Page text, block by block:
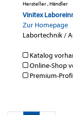
Hersteller , Händler
Vinitex
Zur Homepage
Labortechnik /
Katalog
Online-Shop
Premium-